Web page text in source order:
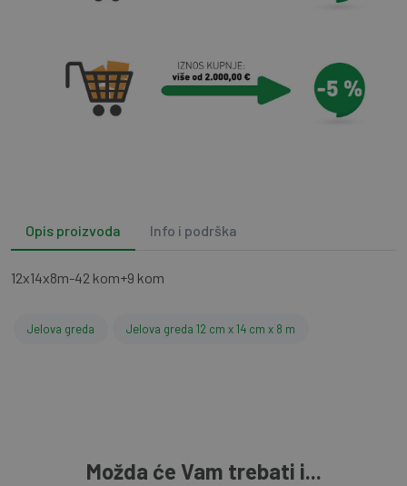
Opis proizvoda Info i podrška
12x14x8m-42 kom+9 kom
Jelova greda Jelova greda 12 cm x 14 cm x 8 m
Možda će Vam trebati i...